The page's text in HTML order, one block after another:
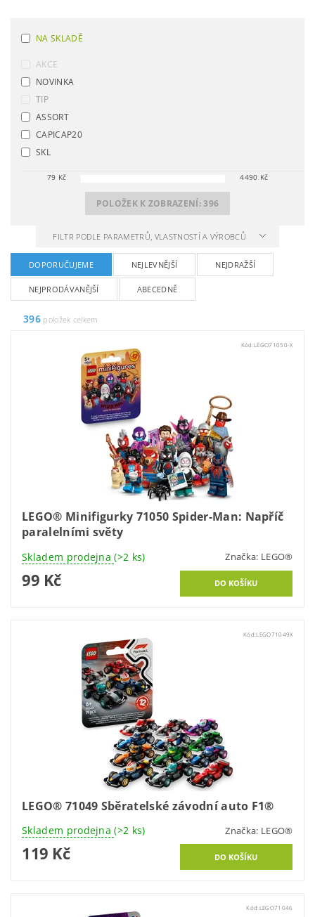
NA SKLADĚ
AKCE
NOVINKA
TIP
ASSORT
CAPICAP20
SKL
79 Kč 4490 Kč
POLOŽEK K ZOBRAZENÍ:396
FILTR PODLE PARAMETRŮ, VLASTNOSTÍ A VÝROBCŮ
DOPORUČUJEME NEJLEVNĚJŠÍ NEJDRAŽŠÍ
NEJPRODÁVANĚJŠÍ ABECEDNĚ
396položek celkem
Kód: LEGO71050-X
LEGO® Minifigurky 71050 Spider-Man: Napříč
paralelními světy
Skladem prodejna(>2 ks) Značka: LEGO®
99 Kč
Kód:LEGO71049X
LEGO® 71049 Sběratelské závodní auto F1®
Skladem prodejna(>2 ks) Značka: LEGO®
119 Kč
Kód:LEGO71046